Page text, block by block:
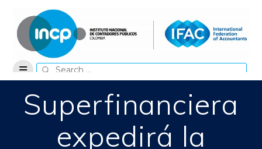
content
Search
for:
Superfinanciera
expedirá la